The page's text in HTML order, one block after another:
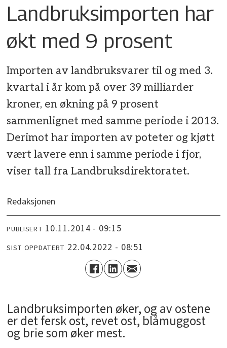
Landbruksimporten har
økt med 9 prosent
Importen av landbruksvarer til og med 3.
kvartal i år kom på over 39 milliarder
kroner, en økning på 9 prosent
sammenlignet med samme periode i 2013.
Derimot har importen av poteter og kjøtt
vært lavere enn i samme periode i fjor,
viser tall fra Landbruksdirektoratet.
Redaksjonen
PUBLISERT 10.11.2014 - 09:15
SIST OPPDATERT 22.04.2022 - 08:51
Landbruksimporten øker, og av ostene
er det fersk ost, revet ost, blåmuggost
og brie som øker mest.